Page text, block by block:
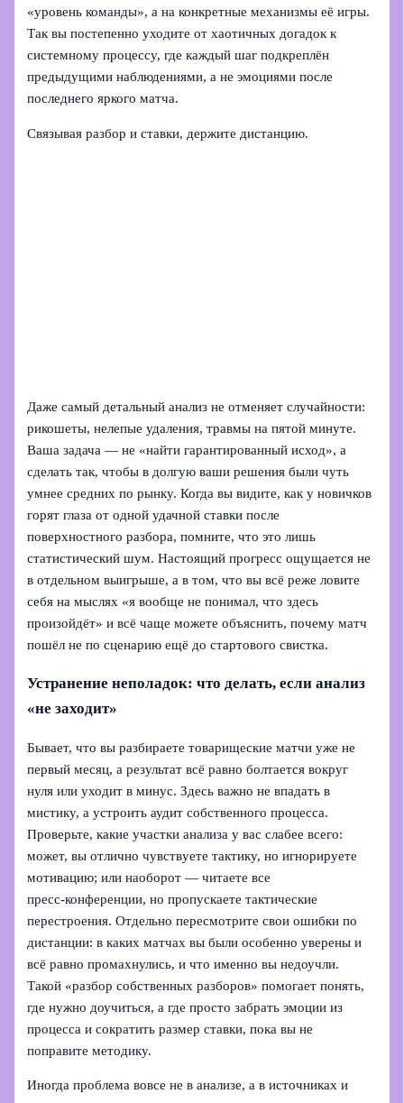
«уровень команды», а на конкретные механизмы её игры.
Так вы постепенно уходите от хаотичных догадок к
системному процессу, где каждый шаг подкреплён
предыдущими наблюдениями, а не эмоциями после
последнего яркого матча.
Связывая разбор и ставки, держите дистанцию.
Даже самый детальный анализ не отменяет случайности:
рикошеты, нелепые удаления, травмы на пятой минуте.
Ваша задача — не «найти гарантированный исход», а
сделать так, чтобы в долгую ваши решения были чуть
умнее средних по рынку. Когда вы видите, как у новичков
горят глаза от одной удачной ставки после
поверхностного разбора, помните, что это лишь
статистический шум. Настоящий прогресс ощущается не
в отдельном выигрыше, а в том, что вы всё реже ловите
себя на мыслях «я вообще не понимал, что здесь
произойдёт» и всё чаще можете объяснить, почему матч
пошёл не по сценарию ещё до стартового свистка.
Устранение неполадок: что делать, если анализ
«не заходит»
Бывает, что вы разбираете товарищеские матчи уже не
первый месяц, а результат всё равно болтается вокруг
нуля или уходит в минус. Здесь важно не впадать в
мистику, а устроить аудит собственного процесса.
Проверьте, какие участки анализа у вас слабее всего:
может, вы отлично чувствуете тактику, но игнорируете
мотивацию; или наоборот — читаете все
пресс‑конференции, но пропускаете тактические
перестроения. Отдельно пересмотрите свои ошибки по
дистанции: в каких матчах вы были особенно уверены и
всё равно промахнулись, и что именно вы недоучли.
Такой «разбор собственных разборов» помогает понять,
где нужно доучиться, а где просто забрать эмоции из
процесса и сократить размер ставки, пока вы не
поправите методику.
Иногда проблема вовсе не в анализе, а в источниках и